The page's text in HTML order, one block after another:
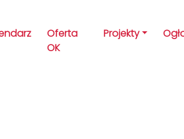
Oferta
OK
Projekty